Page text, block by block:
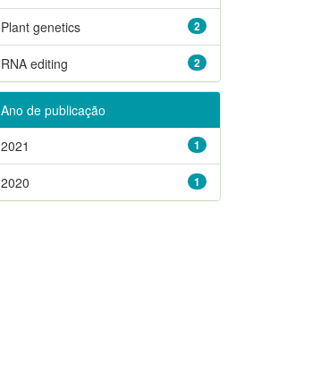
2
Plant genetics
2
RNA editing
Ano de publicação
1
2021
1
2020